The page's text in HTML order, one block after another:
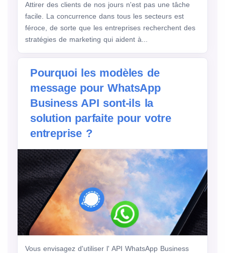
Attirer des clients de nos jours n'est pas une tâche
facile. La concurrence dans tous les secteurs est
féroce, de sorte que les entreprises recherchent des
stratégies de marketing qui aident à...
Pourquoi les modèles de
message pour WhatsApp
Business API sont-ils la
solution parfaite pour votre
entreprise ?
Vous envisagez d'utiliser l' API WhatsApp Business